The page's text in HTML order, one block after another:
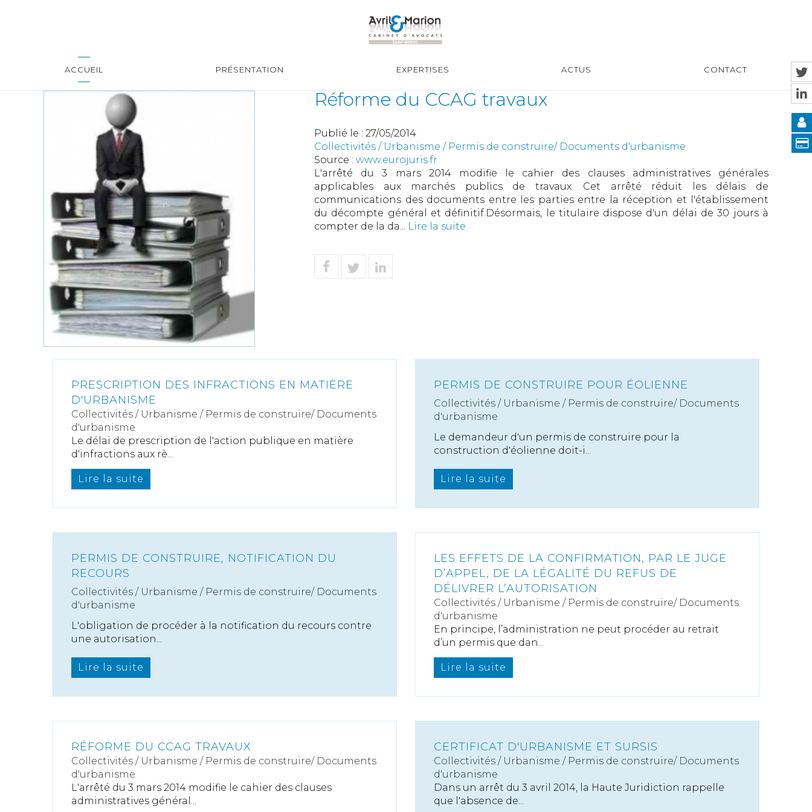
ACCUEIL PRÉSENTATION EXPERTISES ACTUS CONTACT
Réforme du CCAG travaux
Publié le : 27/05/2014
Collectivités / Urbanisme / Permis de construire/ Documents d'urbanisme
Source : www.eurojuris.fr
L'arrêté du 3 mars 2014 modifie le cahier des clauses administratives générales
applicables aux marchés publics de travaux. Cet arrêté réduit les délais de
communications des documents entre les parties entre la réception et l'établissement
du décompte général et définitif.Désormais, le titulaire dispose d'un délai de 30 jours à
compter de la da... Lire la suite
PRESCRIPTION DES INFRACTIONS EN MATIÈRE
D'URBANISME
Collectivités / Urbanisme / Permis de construire/ Documents
d'urbanisme
Le délai de prescription de l'action publique en matière
d'infractions aux rè...
Lire la suite
PERMIS DE CONSTRUIRE POUR ÉOLIENNE
Collectivités / Urbanisme / Permis de construire/ Documents
d'urbanisme
Le demandeur d'un permis de construire pour la
construction d'éolienne doit-i...
Lire la suite
PERMIS DE CONSTRUIRE, NOTIFICATION DU
RECOURS
Collectivités / Urbanisme / Permis de construire/ Documents
d'urbanisme
L'obligation de procéder à la notification du recours contre
une autorisation...
Lire la suite
LES EFFETS DE LA CONFIRMATION, PAR LE JUGE
D’APPEL, DE LA LÉGALITÉ DU REFUS DE
DÉLIVRER L’AUTORISATION
Collectivités / Urbanisme / Permis de construire/ Documents
d'urbanisme
En principe, l’administration ne peut procéder au retrait
d’un permis que dan...
Lire la suite
RÉFORME DU CCAG TRAVAUX
Collectivités / Urbanisme / Permis de construire/ Documents
d'urbanisme
L'arrêté du 3 mars 2014 modifie le cahier des clauses
administratives général...
CERTIFICAT D'URBANISME ET SURSIS
Collectivités / Urbanisme / Permis de construire/ Documents
d'urbanisme
Dans un arrêt du 3 avril 2014, la Haute Juridiction rappelle
que l'absence de...